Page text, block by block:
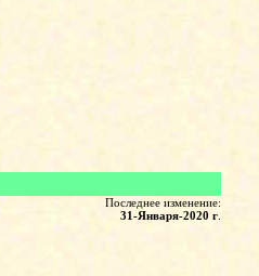
Последнее изменение:
31-Января-2020 г